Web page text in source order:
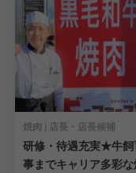
焼肉 | 店長・店長候補
研修・待遇充実★牛飼
事までキャリア多彩